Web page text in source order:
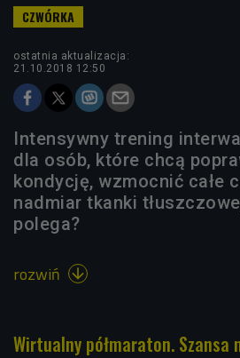
ostatnia aktualizacja:
21.10.2018 12:50
Intensywny trening
dla osób, które chcą
kondycję, wzmocnić całe
nadmiar tkanki
polega?
rozwiń 
Wirtualny półmaraton. Szansa